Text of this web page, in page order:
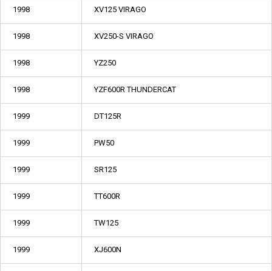
1998 XV125 VIRAGO
1998 XV250-S VIRAGO
1998 YZ250
1998 YZF600R THUNDERCAT
1999 DT125R
1999 PW50
1999 SR125
1999 TT600R
1999 TW125
1999 XJ600N